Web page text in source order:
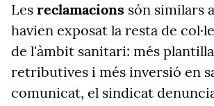
Les reclamacions són similars
havien exposat la resta de
de l'àmbit sanitari: més
retributives i més inversió en
comunicat, el sindicat